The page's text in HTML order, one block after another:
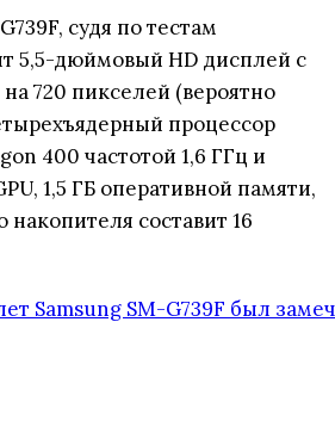
судя по тестам
5,5-дюймовый HD дисплей с
720 пикселей (вероятно
процессор
400 частотой 1,6 ГГц и
1,5 ГБ оперативной памяти,
составит 16